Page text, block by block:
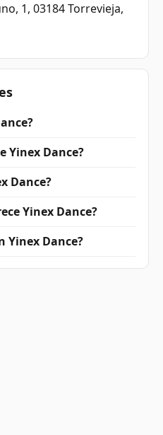
1, 03184 Torrevieja,
Yinex Dance?
Dance?
Yinex Dance?
Yinex Dance?